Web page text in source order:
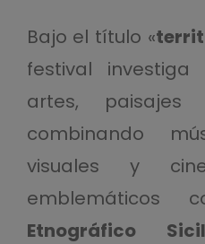
Bajo el título «
festival
artes, paisajes
combinando
visuales y
emblemáticos
Etnográfico